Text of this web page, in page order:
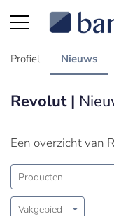
Profiel Nieuws
Revolut |
Een overzicht van
Producten
Vakgebied